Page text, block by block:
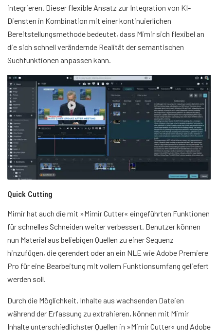
integrieren. Dieser flexible Ansatz zur Integration von KI-
Diensten in Kombination mit einer kontinuierlichen
Bereitstellungsmethode bedeutet, dass Mimir sich flexibel an
die sich schnell verändernde Realität der semantischen
Suchfunktionen anpassen kann.
Quick Cutting
Mimir hat auch die mit »Mimir Cutter« eingeführten Funktionen
für schnelles Schneiden weiter verbessert. Benutzer können
nun Material aus beliebigen Quellen zu einer Sequenz
hinzufügen, die gerendert oder an ein NLE wie Adobe Premiere
Pro für eine Bearbeitung mit vollem Funktionsumfang geliefert
werden soll.
Durch die Möglichkeit, Inhalte aus wachsenden Dateien
während der Erfassung zu extrahieren, können mit Mimir
Inhalte unterschiedlichster Quellen in »Mimir Cutter« und Adobe